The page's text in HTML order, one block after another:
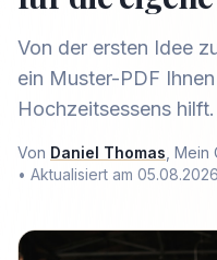
Von der ersten Idee
ein Muster-PDF
Hochzeitsessens hilft.
Von Daniel Thomas ,
• Aktualisiert am 05.08.2026